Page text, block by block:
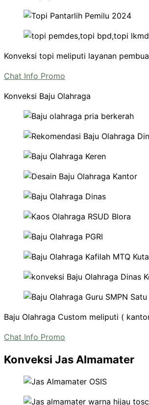
Konveksi topi meliputi layanan
Chat Info Promo
Konveksi Baju Olahraga
Baju Olahraga Custom meliputi (
Chat Info Promo
Konveksi Jas Almamater